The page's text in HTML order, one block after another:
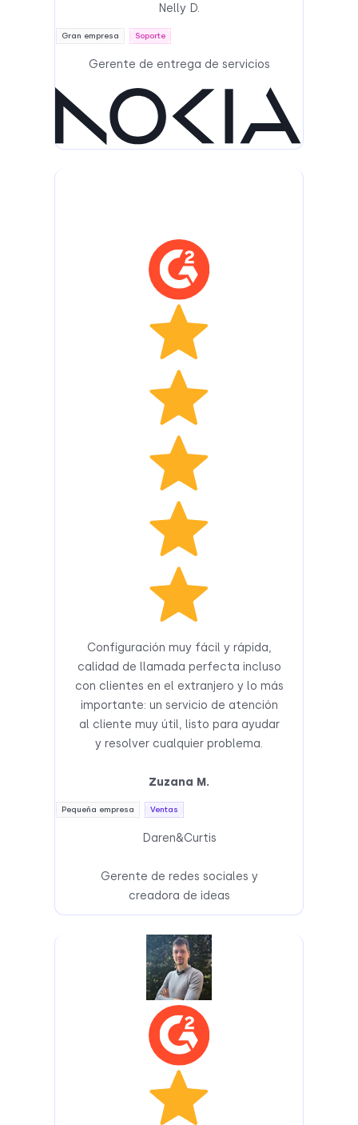
Nelly D.
Gran empresa Soporte
Gerente de entrega de servicios
Configuración muy fácil y rápida,
calidad de llamada perfecta incluso
con clientes en el extranjero y lo más
importante: un servicio de atención
al cliente muy útil, listo para ayudar
y resolver cualquier problema.
Zuzana M.
Pequeña empresa Ventas
Daren&Curtis
Gerente de redes sociales y
creadora de ideas